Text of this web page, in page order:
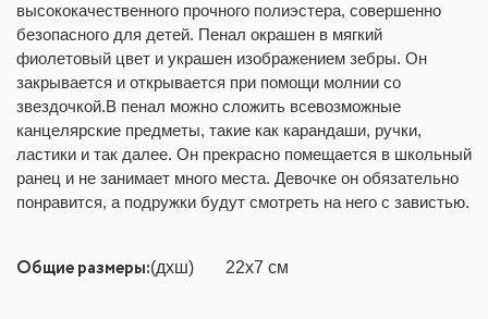
высококачественного прочного полиэстера, совершенно
безопасного для детей. Пенал окрашен в мягкий
фиолетовый цвет и украшен изображением зебры. Он
закрывается и открывается при помощи молнии со
звездочкой.В пенал можно сложить всевозможные
канцелярские предметы, такие как карандаши, ручки,
ластики и так далее. Он прекрасно помещается в школьный
ранец и не занимает много места. Девочке он обязательно
понравится, а подружки будут смотреть на него с завистью.
Общие размеры:(дxш) 22x7 cм